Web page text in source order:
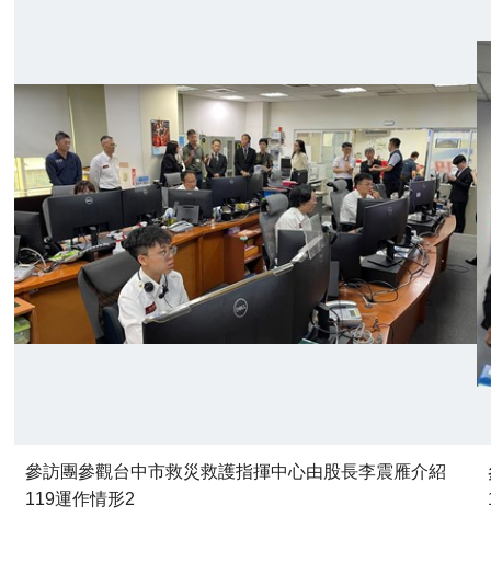
參訪團參觀台中市救災救護指揮中心由股長李震雁介紹
119運作情形2